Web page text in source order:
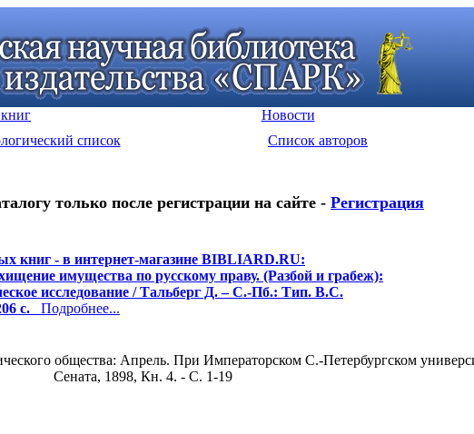
Новости
список Список авторов
только после регистрации на сайте - Регистрация
книг - в интернет-магазине BIBLIARD.RU:
имущества по русскому праву. (Разбой и грабеж):
исследование / Тальберг Д. – С.-Пб.: Тип. В.С.
с. Подробнее...
общества: Апрель. При Императорском С.-Петербургском
Сената, 1898, Кн. 4. - С. 1-19